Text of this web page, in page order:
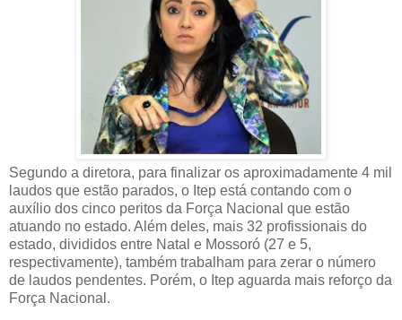
Segundo a diretora, para finalizar os aproximadamente 4 mil
laudos que estão parados, o Itep está contando com o
auxílio dos cinco peritos da Força Nacional que estão
atuando no estado. Além deles, mais 32 profissionais do
estado, divididos entre Natal e Mossoró (27 e 5,
respectivamente), também trabalham para zerar o número
de laudos pendentes. Porém, o Itep aguarda mais reforço da
Força Nacional.